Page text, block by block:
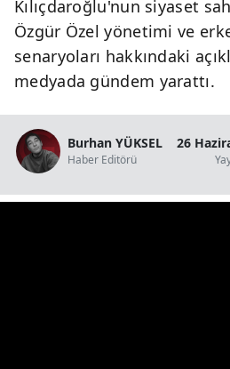
Kılıçdaroğlu'nun siyaset
Özgür Özel yönetimi ve
senaryoları hakkındaki
medyada gündem yarattı.
Burhan YÜKSEL
Haber Editörü
26